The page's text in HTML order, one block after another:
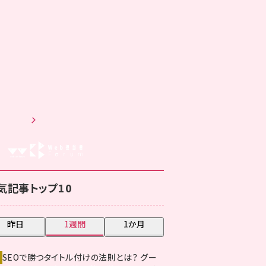
記事トップ10
昨日 1週間 1か月
SEOで勝つタイトル付けの法則とは？ グー